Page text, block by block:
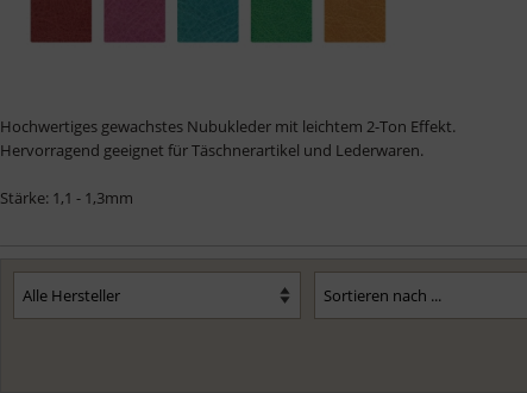
Hochwertiges gewachstes Nubukleder mit leichtem 2-Ton Effekt.
Hervorragend geeignet für Täschnerartikel und Lederwaren.
Stärke: 1,1 - 1,3mm